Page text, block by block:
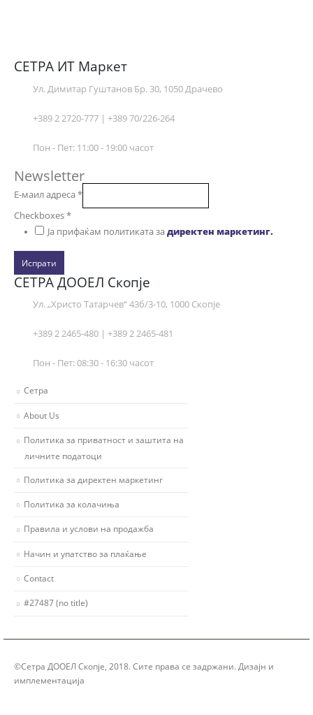
СЕТРА ИТ Маркет
Ул. Димитар Гуштанов Бр. 30, 1050 Драчево
+389 2 2720-777 | +389 70/226-264
Пон - Пет: 11:00 - 19:00 часот
Newsletter
Е-маил адреса*
Checkboxes*
Ја прифаќам политиката задиректен маркетинг.
Испрати
СЕТРА ДООЕЛ Скопје
Ул. „Христо Татарчев“ 43б/3-10, 1000 Скопје
+389 2 2465-480 | +389 2 2465-481
Пон - Пет: 08:30 - 16:30 часот
Сетра
About Us
Политика за приватност и заштита на
личните податоци
Политика за директен маркетинг
Политика за колачиња
Правила и услови на продажба
Начин и упатство за плаќање
Contact
#27487 (no title)
©Сетра ДООЕЛ Скопје, 2018. Сите права се задржани. Дизајн и
имплементација